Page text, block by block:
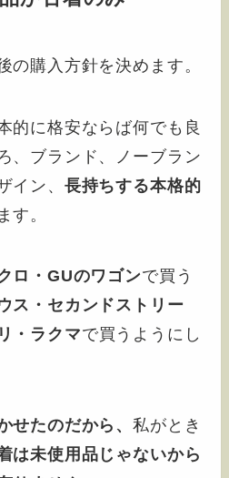
の購入方針を決めます。
的に格安ならば何でも良
、ブランド、ノーブラン
イン、 長持ちする本格的
す。
ロ・GUのワゴンで買う
ス・セカンドストリー
・ラクマで買うようにし
せたのだから、私がとき
は未使用品じゃないから